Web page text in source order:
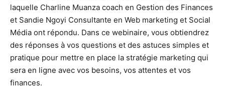
laquelle Charline Muanza coach en Gestion des Finances
et Sandie Ngoyi Consultante en Web marketing et Social
Média ont répondu. Dans ce webinaire, vous obtiendrez
des réponses à vos questions et des astuces simples et
pratique pour mettre en place la stratégie marketing qui
sera en ligne avec vos besoins, vos attentes et vos
finances.